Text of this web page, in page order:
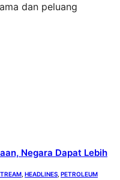
dan peluang
Negara Dapat Lebih
HEADLINES PETROLEUM